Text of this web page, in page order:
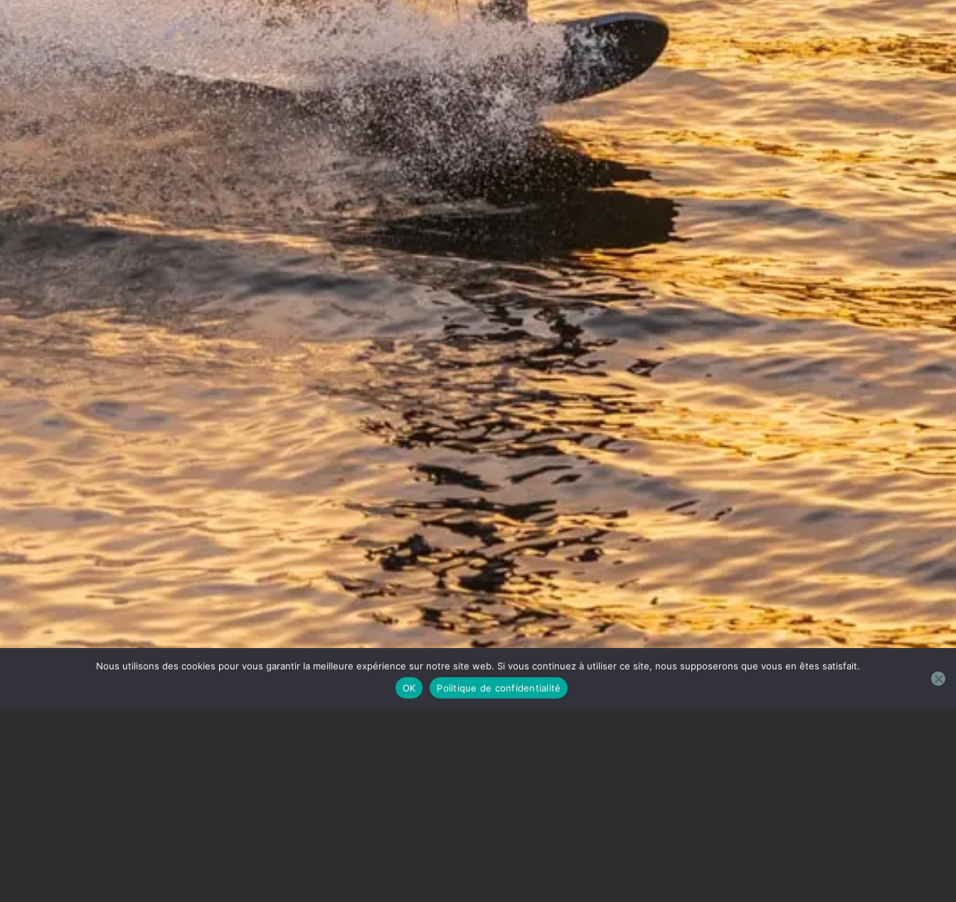
Nous utilisons des cookies pour vous garantir la meilleure expérience sur notre site web. Si vous continuez à utiliser ce site, nous supposerons que vous en êtes satisfait.
OK
Politique de confidentialité